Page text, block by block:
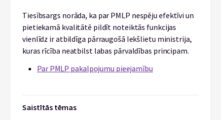
Tiesībsargs norāda, ka par PMLP nespēju efektīvi un
pietiekamā kvalitātē pildīt noteiktās funkcijas
vienlīdz ir atbildīga pārraugošā Iekšlietu ministrija,
kuras rīcība neatbilst labas pārvaldības principam.
Par PMLP pakalpojumu pieejamību
Saistītās tēmas